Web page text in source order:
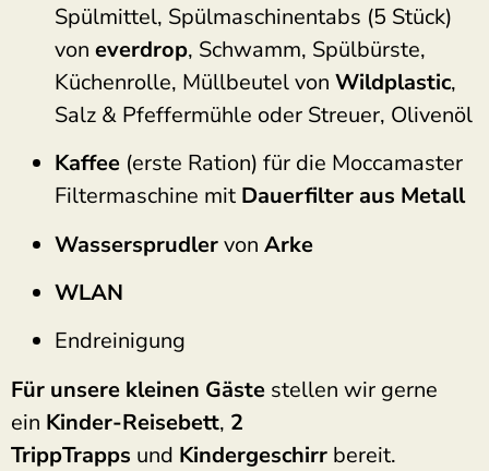
Spülmittel, Spülmaschinentabs (5 Stück)
von everdrop, Schwamm, Spülbürste,
Küchenrolle, Müllbeutel von Wildplastic,
Salz & Pfeffermühle oder Streuer, Olivenöl
Kaffee (erste Ration) für die Moccamaster
Filtermaschine mit Dauerfilter aus Metall
Wassersprudlervon Arke
WLAN
Endreinigung
Für unsere kleinen Gäste stellen wir gerne
ein Kinder-Reisebett, 2
TrippTrapps und Kindergeschirr bereit.